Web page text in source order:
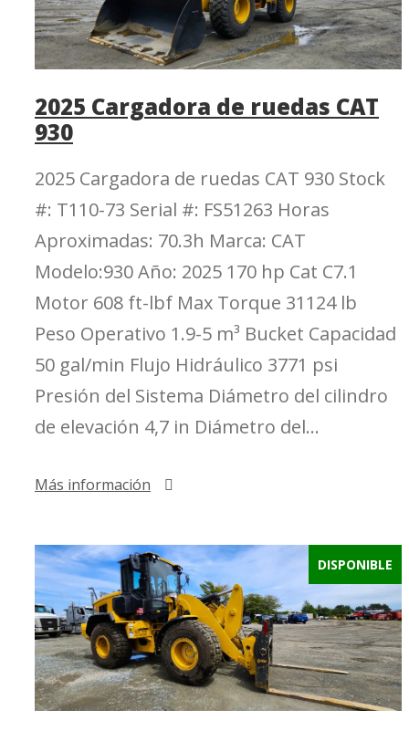
2025 Cargadora de ruedas CAT
930
2025 Cargadora de ruedas CAT 930 Stock
#: T110-73 Serial #: FS51263 Horas
Aproximadas: 70.3h Marca: CAT
Modelo:930 Año: 2025 170 hp Cat C7.1
Motor 608 ft-lbf Max Torque 31124 lb
Peso Operativo 1.9-5 m³ Bucket Capacidad
50 gal/min Flujo Hidráulico 3771 psi
Presión del Sistema Diámetro del cilindro
de elevación 4,7 in Diámetro del...
Más información
DISPONIBLE